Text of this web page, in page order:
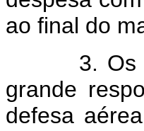
ao final do
3. Os
grande
defesa